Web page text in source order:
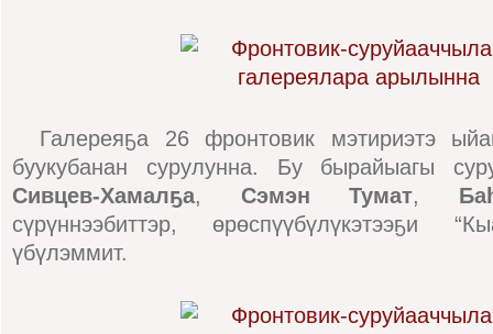
Галереяҕа 26 фронтовик мэтириэтэ
буукубанан сурулунна. Бу бырайыагы
Сивцев-Хамалҕа, Сэмэн Тумат,
сүрүннээбиттэр, өрөспүүбүлүкэтээҕи
үбүлэммит.